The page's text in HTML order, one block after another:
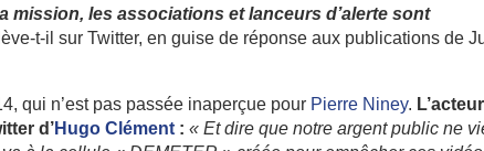
mission, les associations et lanceurs d’alerte sont
t-il sur Twitter, en guise de réponse aux publications de
qui n’est pas passée inaperçue pour Pierre Niney.
d’Hugo Clément :« Et dire que notre argent public ne